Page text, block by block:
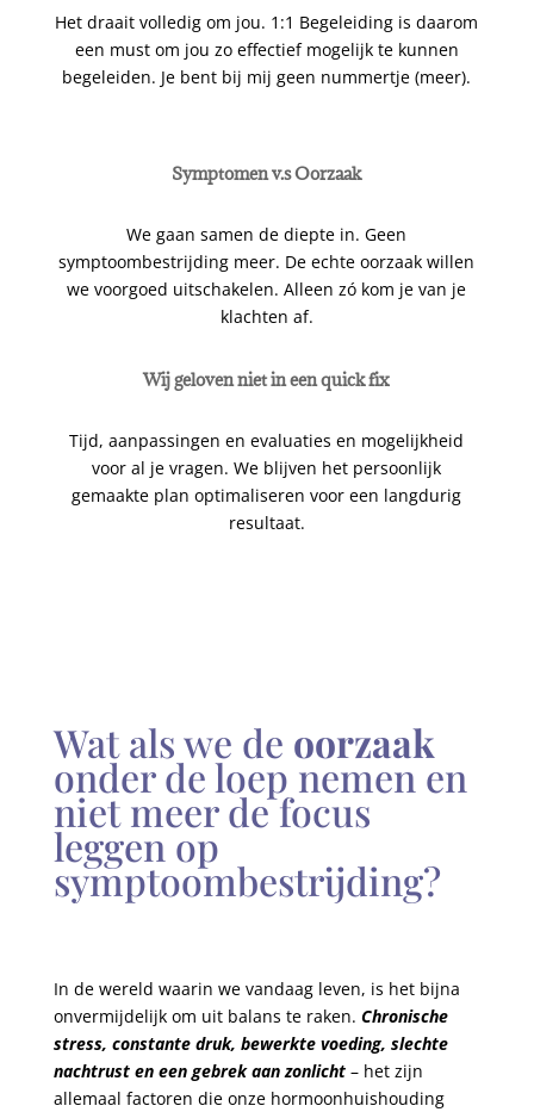
Het draait volledig om jou. 1:1 Begeleiding is daarom
een must om jou zo effectief mogelijk te kunnen
begeleiden. Je bent bij mij geen nummertje (meer).
Symptomen v.s Oorzaak
We gaan samen de diepte in. Geen
symptoombestrijding meer. De echte oorzaak willen
we voorgoed uitschakelen. Alleen zó kom je van je
klachten af.
Wij geloven niet in een quick fix
Tijd, aanpassingen en evaluaties en mogelijkheid
voor al je vragen. We blijven het persoonlijk
gemaakte plan optimaliseren voor een langdurig
resultaat.
Wat als we de oorzaak
onder de loep nemen en
niet meer de focus
leggen op
symptoombestrijding?
In de wereld waarin we vandaag leven, is het bijna
onvermijdelijk om uit balans te raken. Chronische
stress, constante druk, bewerkte voeding, slechte
nachtrust en een gebrek aan zonlicht – het zijn
allemaal factoren die onze hormoonhuishouding